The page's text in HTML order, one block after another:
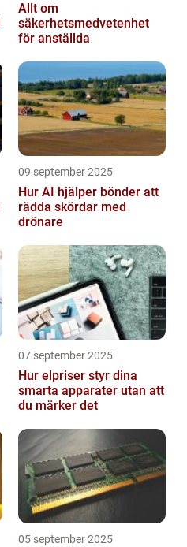
Allt om
säkerhetsmedvetenhet
för anställda
09 september 2025
Hur AI hjälper bönder att
rädda skördar med
drönare
07 september 2025
Hur elpriser styr dina
smarta apparater utan att
du märker det
05 september 2025